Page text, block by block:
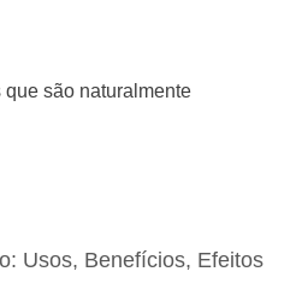
que são naturalmente
Usos, Benefícios, Efeitos